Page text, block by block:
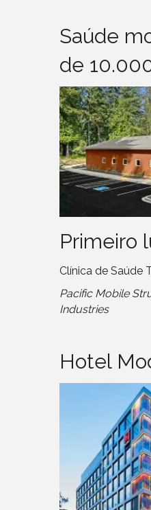
Saúde
de
Primeiro
Clínica de Saúde
Pacific Mobile
Industries
Hotel